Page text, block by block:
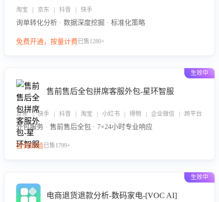
淘宝 | 京东 | 抖音 | 快手
询单转化分析 · 数据深度挖掘 · 标准化策略
免费开通，按量计费已售1280+
生效中
售前售后全包拼席客服外包-星环智服
京东 | 快手 | 抖音 | 淘宝 | 小红书 | 得物 | 企业微信 | 跨平台
外包服务 · 售前售后全包 · 7×24小时专业响应
咨询体验已售1799+
生效中
电商退货退款分析-数码家电-[VOC AI]